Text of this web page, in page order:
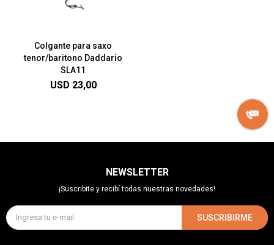
Colgante para saxo
tenor/baritono Daddario
SLA11
USD 23,00
NEWSLETTER
¡Suscribite y recibí todas nuestras novedades!
SUSCRIBIRME